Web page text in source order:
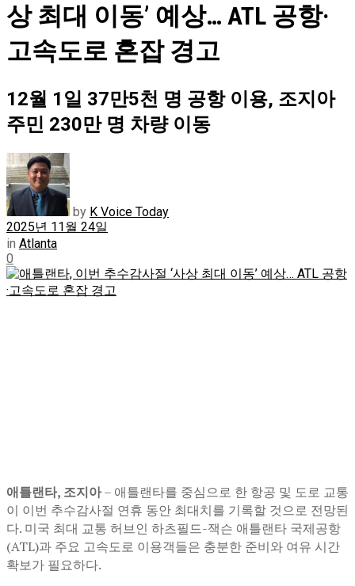
상 최대 이동’ 예상… ATL 공항·
고속도로 혼잡 경고
12월 1일 37만5천 명 공항 이용, 조지아
주민 230만 명 차량 이동
by K Voice Today
2025년 11월 24일
in Atlanta
0
애틀랜타, 조지아– 애틀랜타를 중심으로 한 항공 및 도로 교통
이 이번 추수감사절 연휴 동안 최대치를 기록할 것으로 전망된
다. 미국 최대 교통 허브인 하츠필드-잭슨 애틀랜타 국제공항
(ATL)과 주요 고속도로 이용객들은 충분한 준비와 여유 시간
확보가 필요하다.